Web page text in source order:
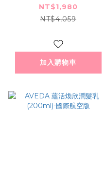
香洗髮菁
(1000ml)+隨行按摩
NT$1,980
NT$4,059
加入購物車